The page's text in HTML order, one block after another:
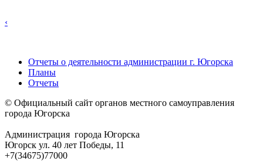
‹
Отчеты о деятельности администрации г. Югорска
Планы
Отчеты
© Официальный сайт органов местного самоуправления
города Югорска
Администрация города Югорска
Югорск ул. 40 лет Победы, 11
+7(34675)77000